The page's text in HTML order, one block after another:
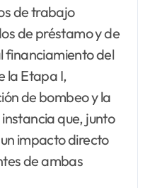
de trabajo
de préstamo y de
financiamiento del
la Etapa I,
de bombeo y la
que, junto
impacto directo
de ambas